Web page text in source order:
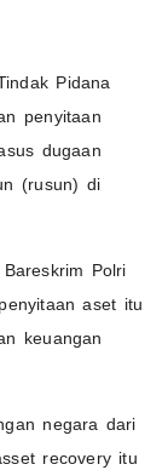
Pidana
penyitaan
dugaan
(rusun) di
Polri
aset itu
keuangan
negara dari
recovery itu